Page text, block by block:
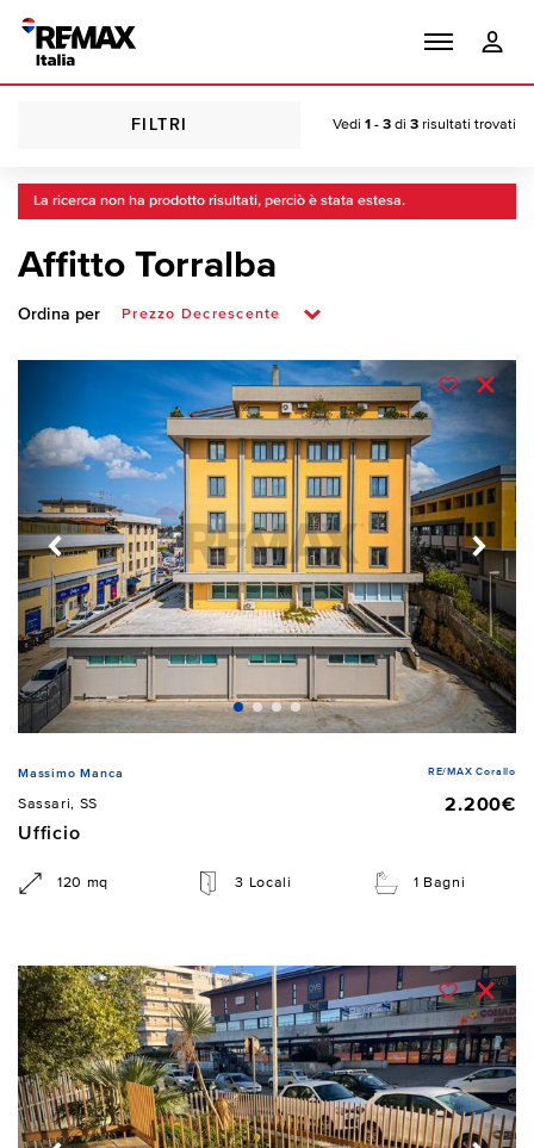
FILTRI Vedi 1 - 3 di 3 risultati trovati
La ricerca non ha prodotto risultati, perciò è stata estesa.
Affitto Torralba
Ordina per
Massimo Manca RE/MAX Corallo
Sassari, SS
2.200€
Ufficio
120 mq 3 Locali 1 Bagni